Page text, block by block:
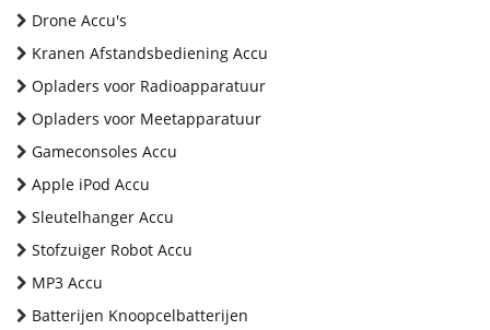
Drone Accu's
Kranen Afstandsbediening Accu
Opladers voor Radioapparatuur
Opladers voor Meetapparatuur
Gameconsoles Accu
Apple iPod Accu
Sleutelhanger Accu
Stofzuiger Robot Accu
MP3 Accu
Batterijen Knoopcelbatterijen